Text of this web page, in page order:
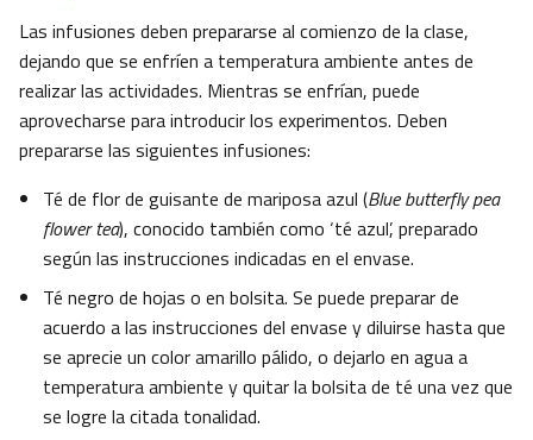
Las infusiones deben prepararse al comienzo de la clase,
dejando que se enfríen a temperatura ambiente antes de
realizar las actividades. Mientras se enfrían, puede
aprovecharse para introducir los experimentos. Deben
prepararse las siguientes infusiones:
Té de flor de guisante de mariposa azul (Blue butterfly pea
flower tea), conocido también como ‘té azul’, preparado
según las instrucciones indicadas en el envase.
Té negro de hojas o en bolsita. Se puede preparar de
acuerdo a las instrucciones del envase y diluirse hasta que
se aprecie un color amarillo pálido, o dejarlo en agua a
temperatura ambiente y quitar la bolsita de té una vez que
se logre la citada tonalidad.